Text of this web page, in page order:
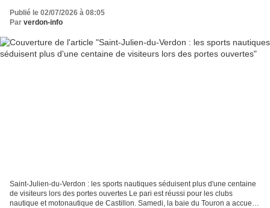
Publié le 02/07/2026 à 08:05
Par verdon-info
Saint-Julien-du-Verdon : les sports nautiques séduisent plus d'une centaine
de visiteurs lors des portes ouvertes Le pari est réussi pour les clubs
nautique et motonautique de Castillon. Samedi, la baie du Touron a accueilli